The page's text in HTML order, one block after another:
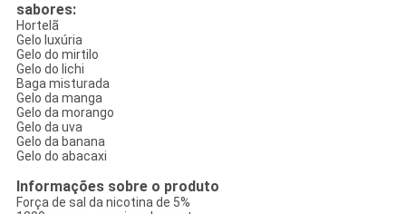
sabores:
Hortelã
Gelo luxúria
Gelo do mirtilo
Gelo do lichi
Baga misturada
Gelo da manga
Gelo da morango
Gelo da uva
Gelo da banana
Gelo do abacaxi
Informações sobre o produto
Força de sal da nicotina de 5%